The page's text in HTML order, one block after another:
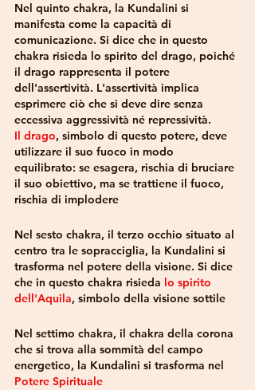
Nel quinto chakra, la Kundalini si
manifesta come la capacità di
comunicazione. Si dice che in questo
chakra risieda lo spirito del drago, poiché
il drago rappresenta il potere
dell'assertività. L'assertività implica
esprimere ciò che si deve dire senza
eccessiva aggressività né repressività.
Il drago, simbolo di questo potere, deve
utilizzare il suo fuoco in modo
equilibrato: se esagera, rischia di bruciare
il suo obiettivo, ma se trattiene il fuoco,
rischia di implodere
Nel sesto chakra, il terzo occhio situato al
centro tra le sopracciglia, la Kundalini si
trasforma nel potere della visione. Si dice
che in questo chakra risieda lo spirito
dell'Aquila, simbolo della visione sottile
Nel settimo chakra, il chakra della corona
che si trova alla sommità del campo
energetico, la Kundalini si trasforma nel
Potere Spirituale